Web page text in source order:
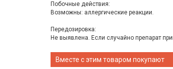
Побочные действия:
Возможны: аллергические реакции.
Передозировка:
Не выявлена. Если случайно препарат
Вместе с этим товаром покупают